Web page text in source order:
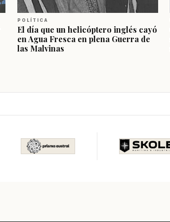
POLÍTICA
El día que un helicóptero inglés cayó
en Agua Fresca en plena Guerra de
las Malvinas